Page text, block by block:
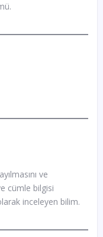
ve
cümle bilgisi
inceleyen bilim.